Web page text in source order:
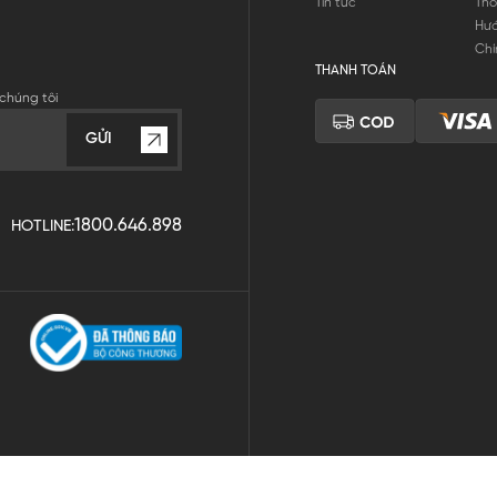
tôi
GỬI
HOTLINE:1800.646.898
THANH TOÁN